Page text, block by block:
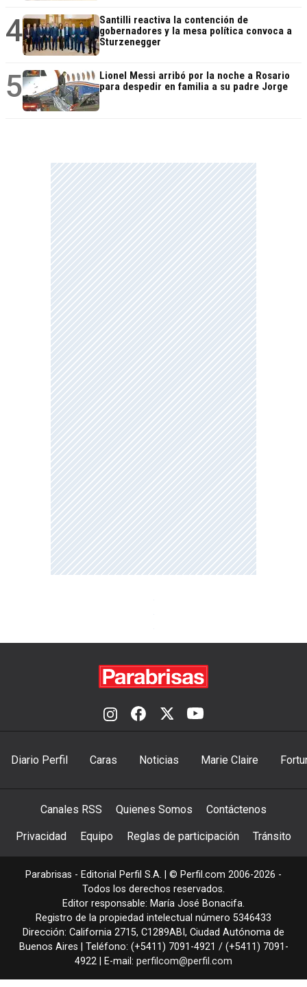
4
Santilli reactiva la contención de
gobernadores y la mesa política convoca a
Sturzenegger
5
Lionel Messi arribó por la noche a Rosario
para despedir en familia a su padre Jorge
Diario Perfil Caras Noticias Marie Claire
Canales RSS Quienes Somos Contáctenos
Privacidad Equipo Reglas de participación Tránsito
Parabrisas - Editorial Perfil S.A. | © Perfil.com 2006-2026 -
Todos los derechos reservados.
Editor responsable: María José Bonacifa.
Registro de la propiedad intelectual número 5346433
Dirección: California 2715, C1289ABI , Ciudad Autónoma de
Buenos Aires | Teléfono: (+5411) 7091-4921 / (+5411) 7091-
4922 | E-mail: perfilcom@perfil.com